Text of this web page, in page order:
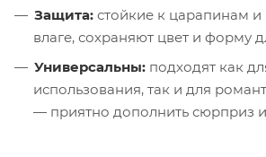
Защита: стойкие к царапинам
влаге, сохраняют цвет и форму
Универсальны: подходят как
использования, так и для
— приятно дополнить сюрприз